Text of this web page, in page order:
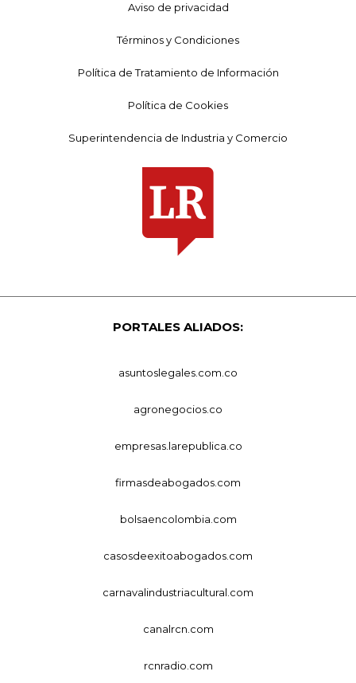
Aviso de privacidad
Términos y Condiciones
Política de Tratamiento de Información
Política de Cookies
Superintendencia de Industria y Comercio
PORTALES ALIADOS:
asuntoslegales.com.co
agronegocios.co
empresas.larepublica.co
firmasdeabogados.com
bolsaencolombia.com
casosdeexitoabogados.com
carnavalindustriacultural.com
canalrcn.com
rcnradio.com